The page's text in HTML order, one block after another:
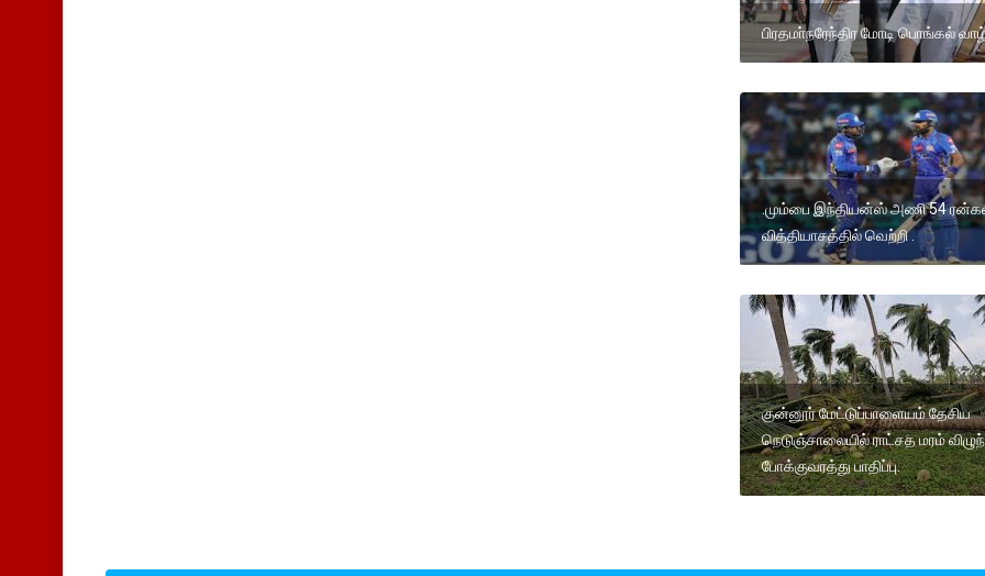
பிரதமா்நரேந்திர மோடி பொங்கல்
.மும்பை இந்தியன்ஸ் அணி 54
வித்தியாசத்தில் வெற்றி .
குன்னூர் மேட்டுப்பாளையம் தேசிய
நெடுஞ்சாலையில் ராட்சத மரம்
போக்குவரத்து பாதிப்பு.